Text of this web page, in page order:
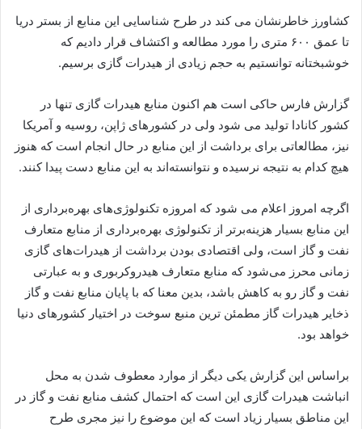
کشاورز خاطرنشان می کند در طرح شناسایی این منابع از بستر دریا
تا عمق ۶۰۰ متری را مورد مطالعه و اکتشاف قرار دادیم که
خوشبختانه توانستیم به حجم زیادی از هیدرات گازی برسیم.
گزارش فارس حاکی است هم اکنون منابع هیدرات گازی تنها در
کشور کانادا تولید می شود ولی در کشورهای ژاپن، روسیه و آمریکا
نیز، مطالعاتی برای برداشت از این منابع در حال انجام است که هنوز
هیچ کدام به نتیجه نرسیده و نتوانسته‌اند به این منابع دست پیدا کنند.
اگرچه امروز اعلام می شود که امروزه تکنولوژی‌های بهره‌برداری از
این منابع بسیار هزینه‌برتر از تکنولوژی بهره‌برداری از منابع متعارف
نفت و گاز است، ولی اقتصادی بودن برداشت از هیدرات‌های گازی
زمانی محرز می‌شود که منابع متعارف هیدروکربوری و به عبارتی
نفت و گاز رو به کاهش باشد، بدین معنا که با پایان منابع نفت و گاز
ذخایر هیدرات گاز مطمئن ترین منبع سوخت در اختیار کشورهای دنیا
خواهد بود.
براساس این گزارش یکی دیگر از موارد معطوف شدن به محل
انباشت هیدرات گازی این است که احتمال کشف منابع نفت و گاز در
این مناطق بسیار زیاد است که این موضوع را نیز مجری طرح